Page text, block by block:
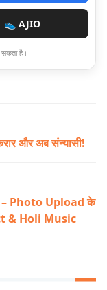
👟 AJIO
सकता है।
और अब संन्यासी!
Photo Upload के
& Holi Music